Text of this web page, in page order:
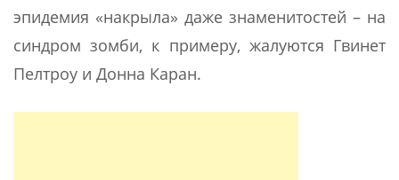
эпидемия «накрыла» даже знаменитостей – на
синдром зомби, к примеру, жалуются Гвинет
Пелтроу и Донна Каран.